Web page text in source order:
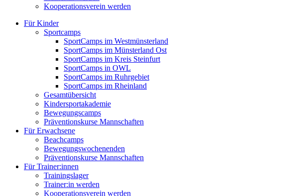
Kooperationsverein werden
Für Kinder
Sportcamps
SportCamps im Westmünsterland
SportCamps im Münsterland Ost
SportCamps im Kreis Steinfurt
SportCamps in OWL
SportCamps im Ruhrgebiet
SportCamps im Rheinland
Gesamtübersicht
Kindersportakademie
Bewegungscamps
Präventionskurse Mannschaften
Für Erwachsene
Beachcamps
Bewegungswochenenden
Präventionskurse Mannschaften
Für Trainer:innen
Trainingslager
Trainer:in werden
Kooperationsverein werden